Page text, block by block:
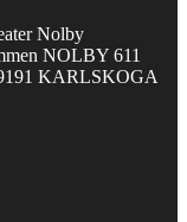
Nolby
NOLBY 611
KARLSKOGA